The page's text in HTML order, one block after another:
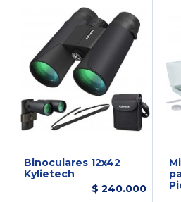
Binoculares 12x42
Kylietech
$ 240.000